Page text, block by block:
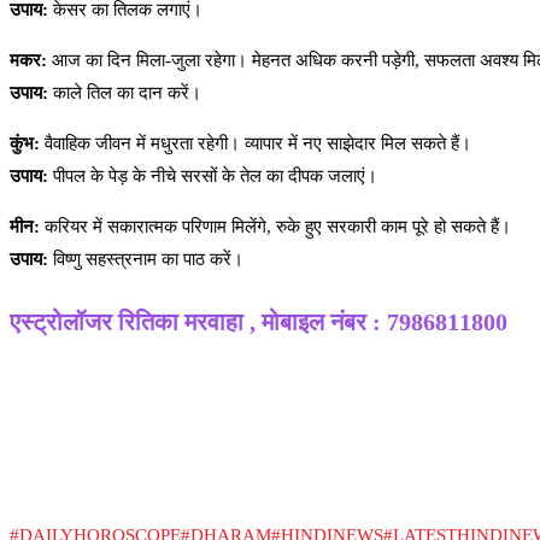
उपाय:केसर का तिलक लगाएं।
मकर: आज का दिन मिला-जुला रहेगा। मेहनत अधिक करनी पड़ेगी, सफलता अवश्य
उपाय: काले तिल का दान करें।
कुंभ: वैवाहिक जीवन में मधुरता रहेगी। व्यापार में नए साझेदार मिल सकते हैं।
उपाय:पीपल के पेड़ के नीचे सरसों के तेल का दीपक जलाएं।
मीन:करियर में सकारात्मक परिणाम मिलेंगे, रुके हुए सरकारी काम पूरे हो सकते हैं।
उपाय: विष्णु सहस्त्रनाम का पाठ करें।
एस्ट्रोलॉजर रितिका मरवाहा , मोबाइल नंबर : 7986811800
#DAILYHOROSCOPE#DHARAM#HINDINEWS